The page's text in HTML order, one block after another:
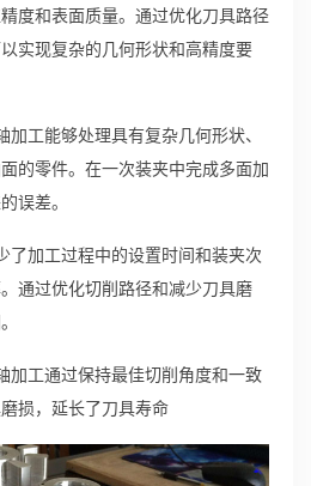
度和表面质量。通过优化刀具路径
实现复杂的几何形状和高精度要
加工能够处理具有复杂几何形状、
的零件。在一次装夹中完成多面加
误差。
了加工过程中的设置时间和装夹次
通过优化切削路径和减少刀具磨
加工通过保持最佳切削角度和一致
损，延长了刀具寿命